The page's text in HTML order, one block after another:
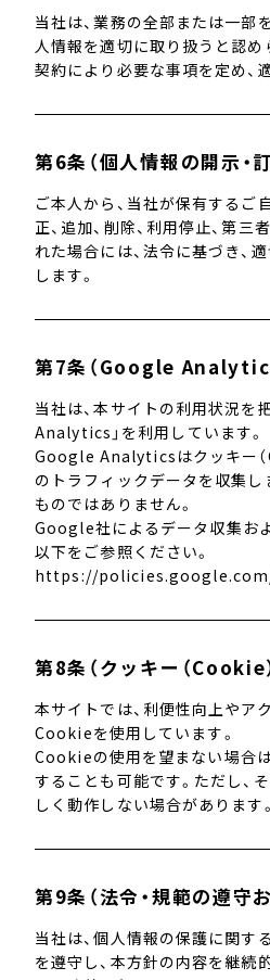
当社は、業務の全部または一部
人情報を適切に取り扱うと認め
契約により必要な事項を定め、
第6条（個人情報の開示・
ご本人から、当社が保有するご
正、追加、削除、利用停止、第
れた場合には、法令に基づき、
します。
第7条（Google
当社は、本サイトの利用状況を
Analytics」を利用しています。
Google Analyticsはクッキー（
のトラフィックデータを収集し
ものではありません。
Google社によるデータ収集お
以下をご参照ください。
https://
第8条（クッキー（Cookie
本サイトでは、利便性向上やア
Cookieを使用しています。
Cookieの使用を望まない場合
することも可能です。ただし、
しく動作しない場合があります。
第9条（法令・規範の遵守
当社は、個人情報の保護に関す
を遵守し、本方針の内容を継続